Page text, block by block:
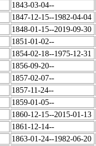
1843-03-04--
1847-12-15--1982-04-04
1848-01-15--2019-09-30
1851-01-02--
1854-02-18--1975-12-31
1856-09-20--
1857-02-07--
1857-11-24--
1859-01-05--
1860-12-15--2015-01-13
1861-12-14--
1863-01-24--1982-06-20